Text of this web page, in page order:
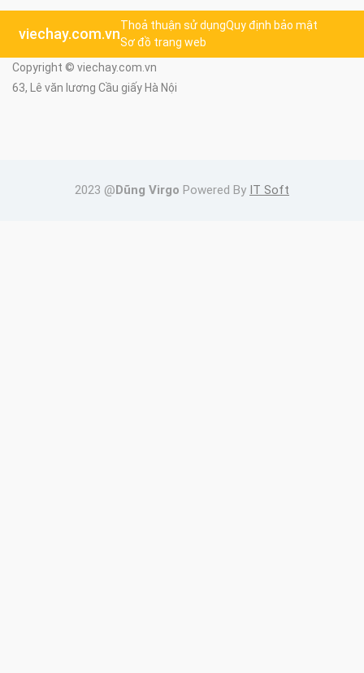
viechay.com.vn
Thoả thuận sử dụngQuy định bảo mật
Sơ đồ trang web
Copyright © viechay.com.vn
63, Lê văn lương Cầu giấy Hà Nội
2023 @Dũng Virgo Powered By IT Soft